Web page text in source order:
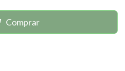
Comprar